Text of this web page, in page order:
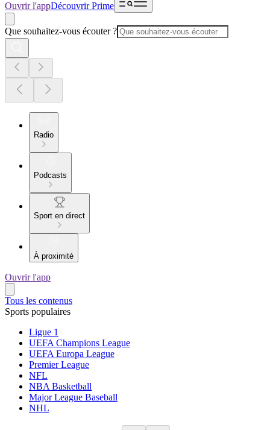
Ouvrir l'appDécouvrir Prime
Que souhaitez-vous écouter ?
Radio
Podcasts
Sport en direct
À proximité
Ouvrir l'app
Tous les contenus
Sports populaires
Ligue 1
UEFA Champions League
UEFA Europa League
Premier League
NFL
NBA Basketball
Major League Baseball
NHL